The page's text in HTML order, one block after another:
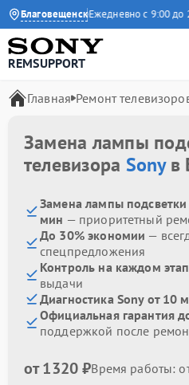
Благовещенск
4.9 на Яндекс Ежедневно с 9:00 до
REMSUPPORT
Главная Ремонт
Замена лампы
телевизора Sonyв
Замена лампы подсветки
мин — приоритетный
До 30% экономии —
спецпредложения
Контроль на каждом
выдачи
Диагностика Sony от 10
Официальная гарантия
поддержкой после
от 1320 ₽Время работы: